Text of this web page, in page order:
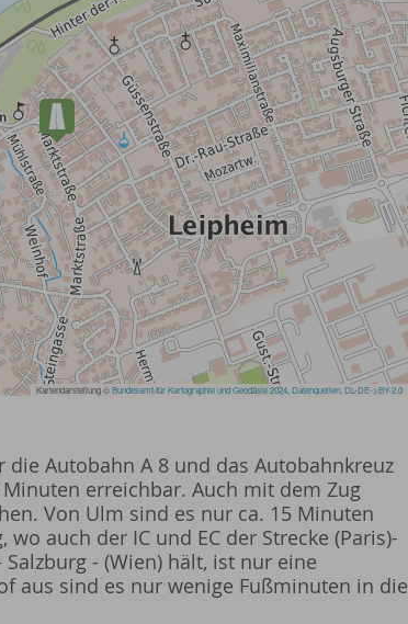
Autobahn A 8 und das Autobahnkreuz
erreichbar. Auch mit dem Zug
Von Ulm sind es nur ca. 15 Minuten
auch der IC und EC der Strecke (Paris)-
- (Wien) hält, ist nur eine
aus sind es nur wenige Fußminuten in die